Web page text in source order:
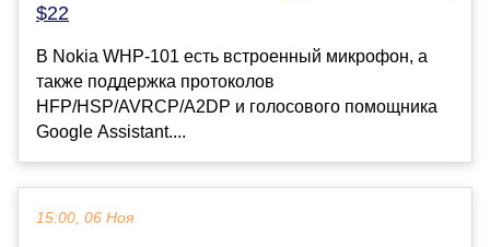
$22
В Nokia WHP-101 есть встроенный микрофон, а
также поддержка протоколов
HFP/HSP/AVRCP/A2DP и голосового помощника
Google Assistant....
15:00, 06 Ноя